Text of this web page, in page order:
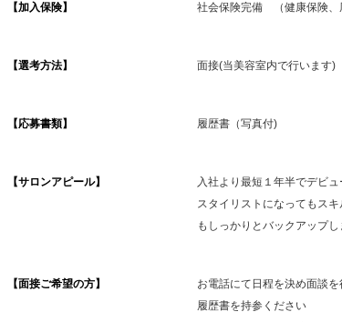
【加入保険】 社会保険完備 （健康保険、
【選考方法】 面接(当美容室内で行います)
【応募書類】 履歴書（写真付)
【サロンアピール】
入社より最短１年半でデビュ
スタイリストになってもス
もしっかりとバックアップし
【面接ご希望の方】
お電話にて日程を決め面談を
履歴書を持参ください